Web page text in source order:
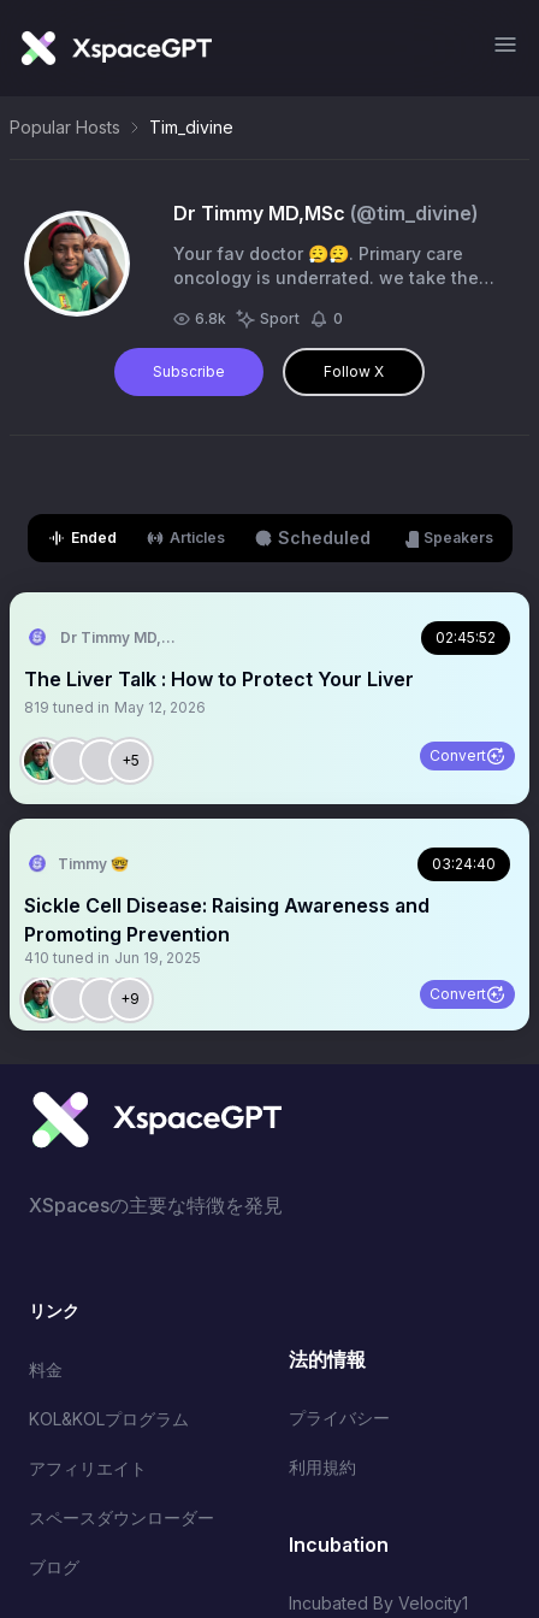
Popular Hosts Tim_divine
Dr Timmy MD,MSc (@tim_divine)
Your fav doctor 😮‍💨😮‍💨. Primary care
oncology is underrated. we take the
community. Chelsea FC stan
6.8k Sport 0
Subscribe Follow X
Ended Articles Scheduled Speakers
Dr Timmy MD,MSc 02:45:52
The Liver Talk : How to Protect Your Liver
819 tuned in May 12, 2026
+5 Convert
Timmy 🤓 03:24:40
Sickle Cell Disease: Raising Awareness and
Promoting Prevention
410 tuned in Jun 19, 2025
+9 Convert
XSpacesの主要な特徴を発見
リンク
料金
KOL&KOLプログラム
アフィリエイト
スペースダウンローダー
ブログ
法的情報
プライバシー
利用規約
Incubation
Incubated By Velocity1